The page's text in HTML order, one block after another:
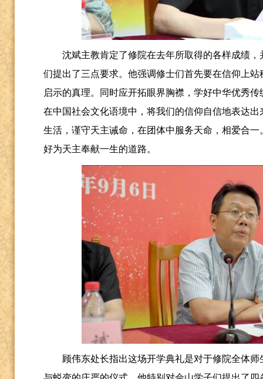
沈斌主教肯定了修院在去年所取得的各样成绩
们提出了三点要求。他强调修士们首先要在信仰上
启示的真理。同时应开拓眼界胸襟，学好中华优秀
在中国社会文化语境中，将我们的信仰自信地表达
生活，谨守天主诫命，在团体中服务天命，相爱合
好为天主奉献一生的道路。
顾伟东处长指出这场开学典礼是对于修院全体